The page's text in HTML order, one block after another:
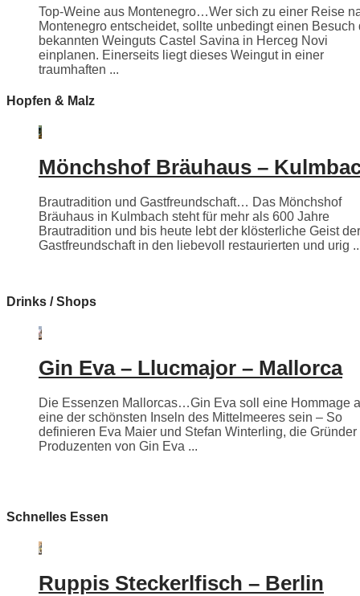
Top-Weine aus Montenegro…Wer sich zu einer Reise
Montenegro entscheidet, sollte unbedingt einen Besuch
bekannten Weinguts Castel Savina in Herceg Novi
einplanen. Einerseits liegt dieses Weingut in einer
traumhaften ...
Hopfen & Malz
Mönchshof Bräuhaus –
Brautradition und Gastfreundschaft… Das Mönchshof
Bräuhaus in Kulmbach steht für mehr als 600 Jahre
Brautradition und bis heute lebt der klösterliche Geist der
Gastfreundschaft in den liebevoll restaurierten und urig
Drinks / Shops
Gin Eva – Llucmajor – Mallorca
Die Essenzen Mallorcas…Gin Eva soll eine Hommage
eine der schönsten Inseln des Mittelmeeres sein – So
definieren Eva Maier und Stefan Winterling, die Gründer
Produzenten von Gin Eva ...
Schnelles Essen
Ruppis Steckerlfisch – Berlin